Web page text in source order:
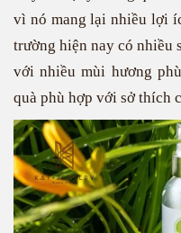
vì nó mang lại nhiều lợi
trường hiện nay có nhiều
với nhiều mùi hương
quà phù hợp với sở thích